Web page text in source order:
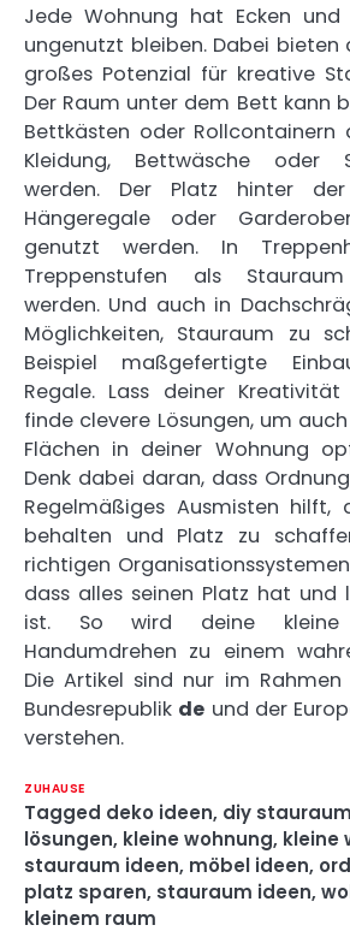
Jede Wohnung hat Ecken
ungenutzt bleiben. Dabei bieten
großes Potenzial für kreative
Der Raum unter dem Bett kann
Bettkästen oder Rollcontainern
Kleidung, Bettwäsche oder
werden. Der Platz hinter
Hängeregale oder
genutzt werden. In
Treppenstufen als
werden. Und auch in
Möglichkeiten, Stauraum zu
Beispiel maßgefertigte
Regale. Lass deiner
finde clevere Lösungen, um
Flächen in deiner Wohnung
Denk dabei daran, dass
Regelmäßiges Ausmisten hilft,
behalten und Platz zu
richtigen
dass alles seinen Platz hat und
ist. So wird deine kleine
Handumdrehen zu einem
Die Artikel sind nur im
Bundesrepublik de und der
verstehen.
ZUHAUSE
Tagged deko ideen, diy stauraum
lösungen, kleine wohnung, kleine
stauraum ideen, möbel ideen,
platz sparen, stauraum ideen,
kleinem raum